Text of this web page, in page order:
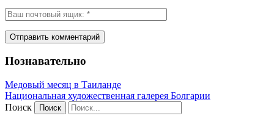
Познавательно
Медовый месяц в Таиланде
Национальная художественная галерея Болгарии
Поиск